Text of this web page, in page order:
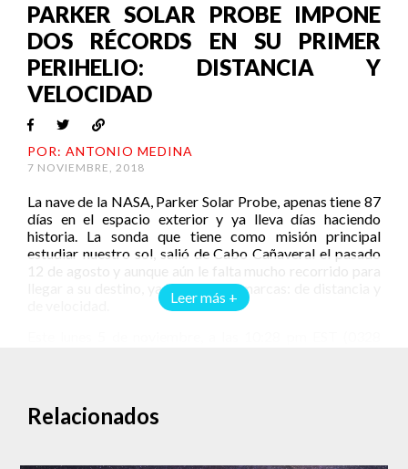
Leer más +
PARKER SOLAR PROBE IMPONE
DOS RÉCORDS EN SU PRIMER
PERIHELIO: DISTANCIA Y
VELOCIDAD
POR: ANTONIO MEDINA
7 NOVIEMBRE, 2018
La nave de la NASA, Parker Solar Probe, apenas tiene 87
días en el espacio exterior y ya lleva días haciendo
historia. La sonda que tiene como misión principal
estudiar nuestro sol, salió de Cabo Cañaveral el pasado
12 de agosto y aunque aún le falta mucho recorrido para
llegar a su destino, ya ha roto dos marcas: de distancia y
kilómetros de distancia, menos de la mitad de distancia
que existe entre Mercurio y el Sol, y soportó
Relacionados